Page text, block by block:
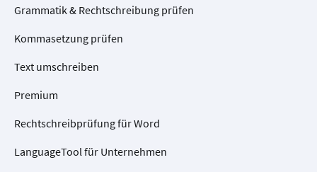
Grammatik & Rechtschreibung prüfen
Kommasetzung prüfen
Text umschreiben
Premium
Rechtschreibprüfung für Word
LanguageTool für Unternehmen